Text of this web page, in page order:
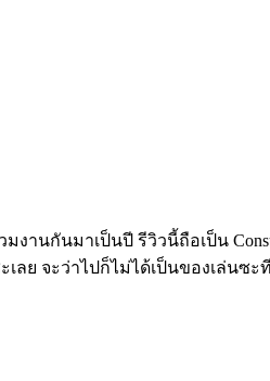
นกันมาเป็นปี รีวิวนี้ถือเป็น
ย จะว่าไปก็ไม่ได้เป็นของเล่นซ